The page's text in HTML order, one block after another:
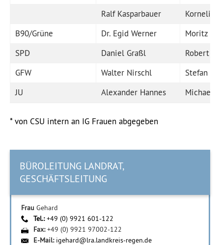
Ralf Kasparbauer
Kornelia
B90/Grüne
Dr. Egid Werner
Moritz
SPD
Daniel Graßl
Robert
GFW
Walter Nirschl
Stefan
JU
Alexander Hannes Michael
* von CSU intern an IG Frauen abgegeben
BÜROLEITUNG LANDRAT,
GESCHÄFTSLEITUNG
Frau Gehard
Tel.:+49 (0) 9921 601-122
Fax:+49 (0) 9921 97002-122
E-Mail: igehard@lra.landkreis-regen.de